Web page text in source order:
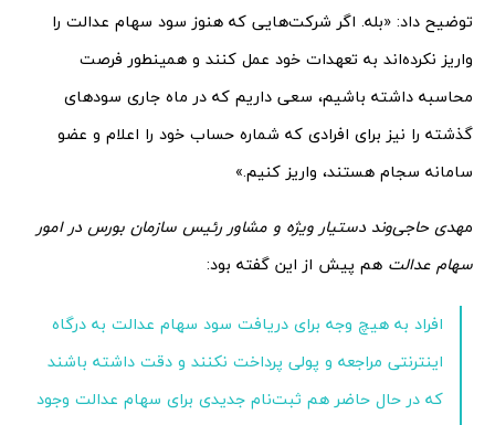
توضیح داد: «بله. اگر شرکت‌هایی که هنوز سود سهام عدالت را
واریز نکرده‌اند به تعهدات خود عمل کنند و همینطور فرصت
محاسبه داشته باشیم، سعی داریم که در ماه جاری سودهای
گذشته را نیز برای افرادی که شماره حساب خود را اعلام و عضو
سامانه سجام هستند، واریز کنیم.»
مهدی حاجی‌وند دستیار ویژه و مشاور رئیس سازمان بورس در امور
سهام عدالت هم پیش از این گفته بود:
افراد به هیچ وجه برای دریافت سود سهام عدالت به درگاه
اینترنتی مراجعه و پولی پرداخت نکنند و دقت داشته باشند
که در حال حاضر هم ثبت‌نام جدیدی برای سهام عدالت وجود